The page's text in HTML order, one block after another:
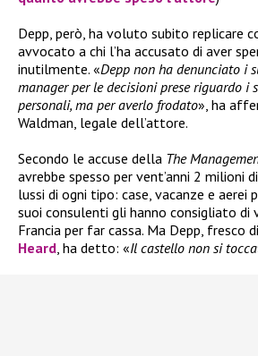
Depp, però, ha voluto subito replicare
avvocato a chi l’ha accusato di aver
inutilmente. «Depp non ha denunciato i
manager per le decisioni prese riguardo i
personali, ma per averlo frodato», ha
Waldman, legale dell’attore.
Secondo le accuse della The
avrebbe spesso per vent’anni 2 milioni
lussi di ogni tipo: case, vacanze e aerei
suoi consulenti gli hanno consigliato di
Francia per far cassa. Ma Depp, fresco
Heard, ha detto: «Il castello non si tocca